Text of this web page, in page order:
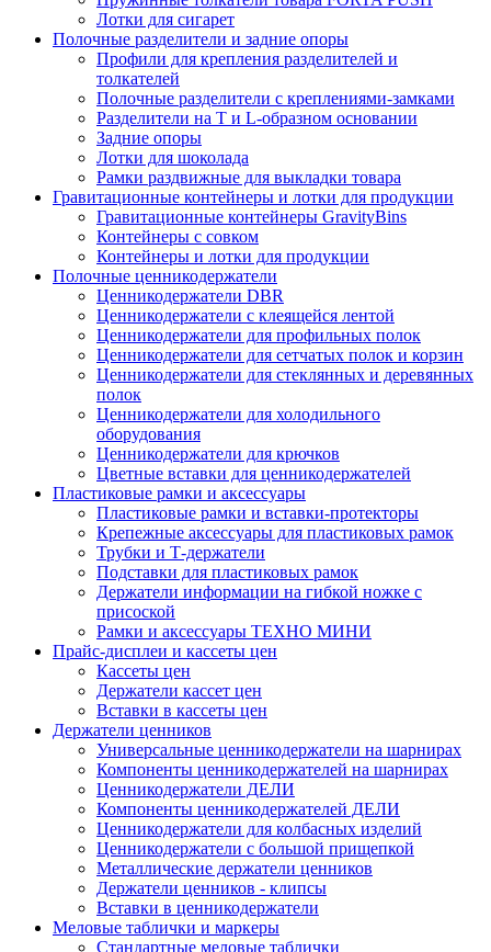
Лотки для сигарет
Полочные разделители и задние опоры
Профили для крепления разделителей и
толкателей
Полочные разделители с креплениями-замками
Разделители на Т и L-образном основании
Задние опоры
Лотки для шоколада
Рамки раздвижные для выкладки товара
Гравитационные контейнеры и лотки для продукции
Гравитационные контейнеры GravityBins
Контейнеры с совком
Контейнеры и лотки для продукции
Полочные ценникодержатели
Ценникодержатели DBR
Ценникодержатели с клеящейся лентой
Ценникодержатели для профильных полок
Ценникодержатели для сетчатых полок и корзин
Ценникодержатели для стеклянных и деревянных
полок
Ценникодержатели для холодильного
оборудования
Ценникодержатели для крючков
Цветные вставки для ценникодержателей
Пластиковые рамки и аксессуары
Пластиковые рамки и вставки-протекторы
Крепежные аксессуары для пластиковых рамок
Трубки и Т-держатели
Подставки для пластиковых рамок
Держатели информации на гибкой ножке с
присоской
Рамки и аксессуары ТЕХНО МИНИ
Прайс-дисплеи и кассеты цен
Кассеты цен
Держатели кассет цен
Вставки в кассеты цен
Держатели ценников
Универсальные ценникодержатели на шарнирах
Компоненты ценникодержателей на шарнирах
Ценникодержатели ДЕЛИ
Компоненты ценникодержателей ДЕЛИ
Ценникодержатели для колбасных изделий
Ценникодержатели с большой прищепкой
Металлические держатели ценников
Держатели ценников - клипсы
Вставки в ценникодержатели
Меловые таблички и маркеры
Стандартные меловые таблички